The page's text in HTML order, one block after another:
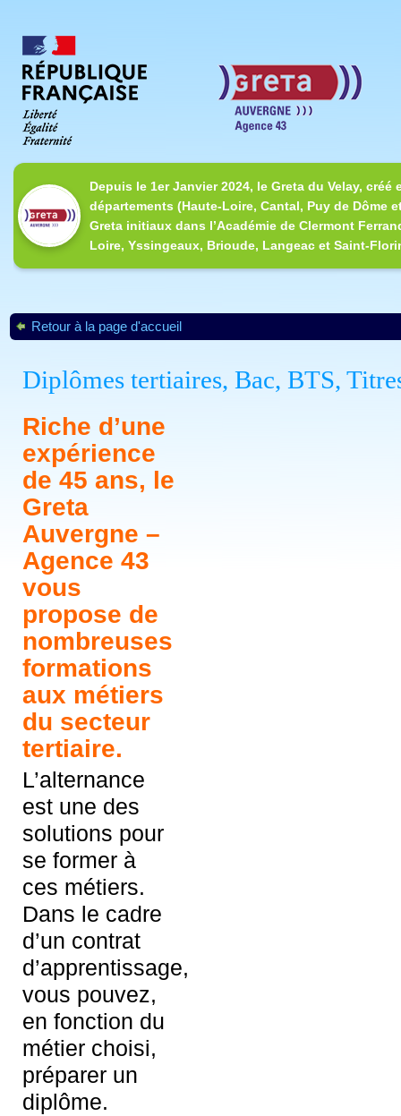
Depuis le 1er Janvier 2024, le Greta du Velay,
départements (Haute-Loire, Cantal, Puy de Dôme
Greta initiaux dans l’Académie de Clermont
Loire, Yssingeaux, Brioude, Langeac et Saint-
Retour à la page d'accueil
Diplômes tertiaires, Bac, BTS,
Riche d’une
expérience
de 45 ans, le
Greta
Auvergne –
Agence 43
vous
propose de
nombreuses
formations
aux métiers
du secteur
tertiaire.
L’alternance
est une des
solutions pour
se former à
ces métiers.
Dans le cadre
d’un contrat
d’apprentissage,
vous pouvez,
en fonction du
métier choisi,
préparer un
diplôme.